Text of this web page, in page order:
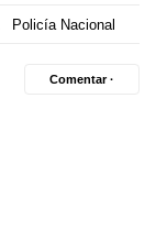
Policía Nacional
Comentar ·